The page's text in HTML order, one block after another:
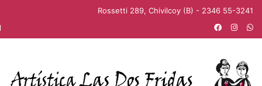
Rossetti 289, Chivilcoy (B) - 2346 55-3241